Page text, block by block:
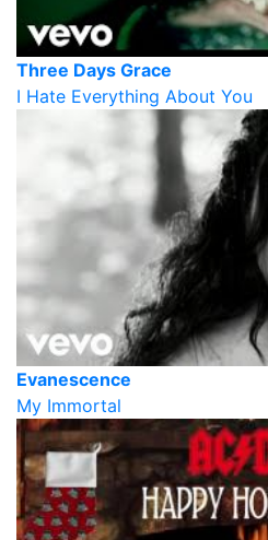
Three Days Grace
I Hate Everything About You
Evanescence
My Immortal